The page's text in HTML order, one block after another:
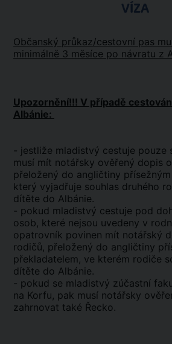
VÍZA
Občanský průkaz/cestovní pas
minimálně 3 měsíce po návratu z
Upozornění!!! V případě
Albánie:
- jestliže mladistvý cestuje pouze
musí mít notářsky ověřený dopis
přeložený do angličtiny
který vyjadřuje souhlas druhého
dítěte do Albánie.
- pokud mladistvý cestuje pod
osob, které nejsou uvedeny v
opatrovník povinen mít notářský
rodičů, přeložený do angličtiny
překladatelem, ve kterém rodiče
dítěte do Albánie.
- pokud se mladistvý zúčastní
na Korfu, pak musí notářsky
zahrnovat také Řecko.